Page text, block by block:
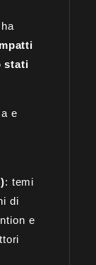
stati
e
: temi
di
e